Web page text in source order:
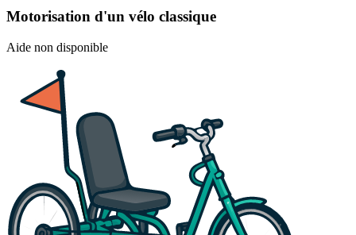
Motorisation d'un vélo classique
Aide non disponible